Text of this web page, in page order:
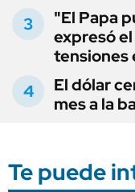
"El Papa
expresó
tensiones
El dólar
mes a la
Te puede